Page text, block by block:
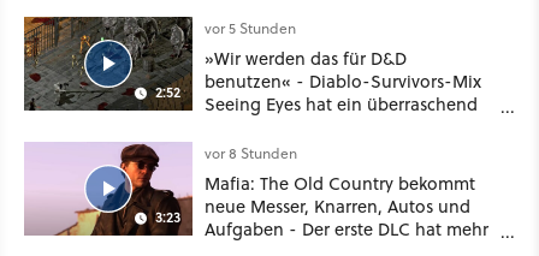
2:52
vor 5 Stunden
»Wir werden das für D&D
benutzen« - Diablo-Survivors-Mix
Seeing Eyes hat ein überraschend
3:23
vor 8 Stunden
Mafia: The Old Country bekommt
neue Messer, Knarren, Autos und
Aufgaben - Der erste DLC hat mehr